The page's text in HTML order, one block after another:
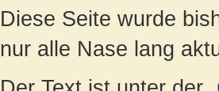
Diese Seite wurde
nur alle Nase lang